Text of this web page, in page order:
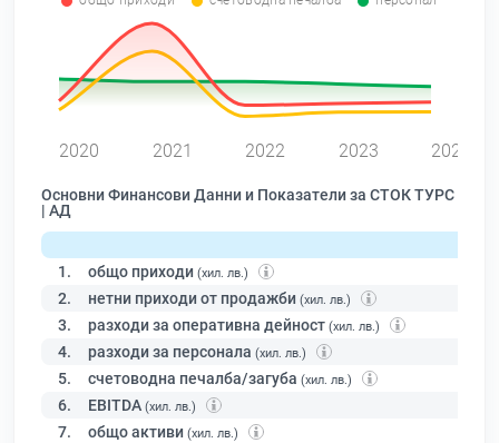
2020 2021 2022 2023 2024
Основни Финансови Данни и Показатели за СТОК ТУРС
| АД
1. общо приходи (хил. лв.)
2. нетни приходи от продажби (хил. лв.)
3. разходи за оперативна дейност (хил. лв.)
4. разходи за персонала (хил. лв.)
5. счетоводна печалба/загуба (хил. лв.)
6. EBITDA (хил. лв.)
7. общо активи (хил. лв.)